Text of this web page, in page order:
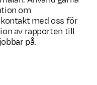
om
med oss för
av rapporten till
på.